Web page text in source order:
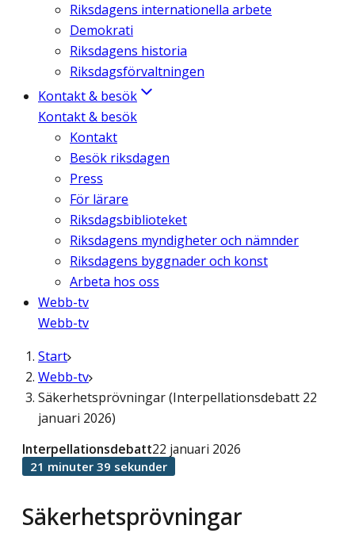
Riksdagens internationella arbete
Demokrati
Riksdagens historia
Riksdagsförvaltningen
Kontakt & besök
Kontakt & besök
Kontakt
Besök riksdagen
Press
För lärare
Riksdagsbiblioteket
Riksdagens myndigheter och nämnder
Riksdagens byggnader och konst
Arbeta hos oss
Webb-tv
Webb-tv
Start
Webb-tv
Säkerhetsprövningar (Interpellationsdebatt 22
januari 2026)
Säkerhetsprövningar
Interpellationsdebatt22 januari 2026
21 minuter 39 sekunder